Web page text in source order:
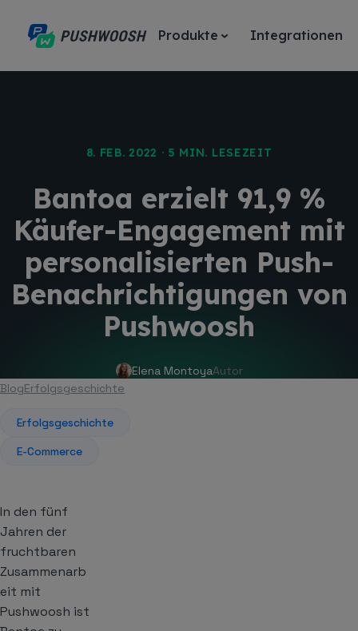
Produkte Integrationen
8. FEB. 2022 · 5 MIN. LESEZEIT
Bantoa erzielt 91,9 %
Käufer-Engagement mit
personalisierten Push-
Benachrichtigungen von
Pushwoosh
Elena MontoyaAutor
BlogErfolgsgeschichte
Erfolgsgeschichte
E-Commerce
In den fünf
Jahren der
fruchtbaren
Zusammenarb
eit mit
Pushwoosh ist